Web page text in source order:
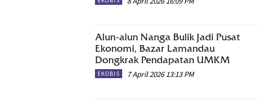
Alun-alun Nanga Bulik Jadi Pusat
Ekonomi, Bazar Lamandau
Dongkrak Pendapatan UMKM
EKOBIS 7 April 2026 13:13 PM